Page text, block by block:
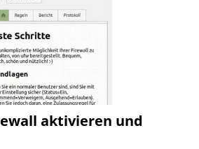
aktivieren und